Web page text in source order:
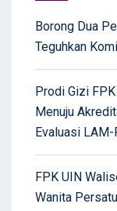
Borong Dua
Teguhkan
Prodi Gizi
Menuju
Evaluasi
FPK UIN
Wanita